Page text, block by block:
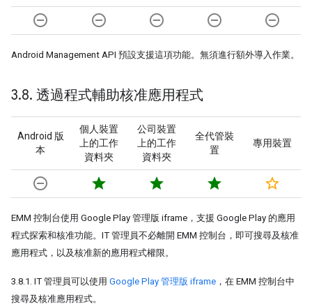
remove_circle_outline remove_circle_outline remove_circle_outline remove_circle_outline remove_circle_outline
Android Management API 預設支援這項功能。無須進行額外導入作業。
3.8. 透過程式輔助核准應用程式
Android 版
本
個人裝置
上的工作
資料夾
公司裝置
上的工作
資料夾
全代管裝
置
專用裝置
remove_circle_outline star star star star_border
EMM 控制台使用 Google Play 管理版 iframe，支援 Google Play 的應用
程式探索和核准功能。IT 管理員不必離開 EMM 控制台，即可搜尋及核准
應用程式，以及核准新的應用程式權限。
3.8.1. IT 管理員可以使用 Google Play 管理版 iframe ，在 EMM 控制台中
搜尋及核准應用程式。